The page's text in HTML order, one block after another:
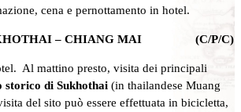
cena e pernottamento in hotel.
– CHIANG MAI (C/P/C)
Al mattino presto, visita dei principali
storico di Sukhothai (in thailandese Muang
del sito può essere effettuata in bicicletta,